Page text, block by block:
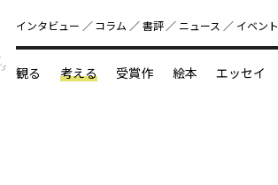
好書好日
インタビュー コラム 書評 ニュース イベント
観る 考える 受賞作 絵本 エッセイ